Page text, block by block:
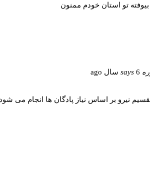
تو استان خودم ممنون
says
نیرو بر اساس نیاز پادگان ها انجام می شود.